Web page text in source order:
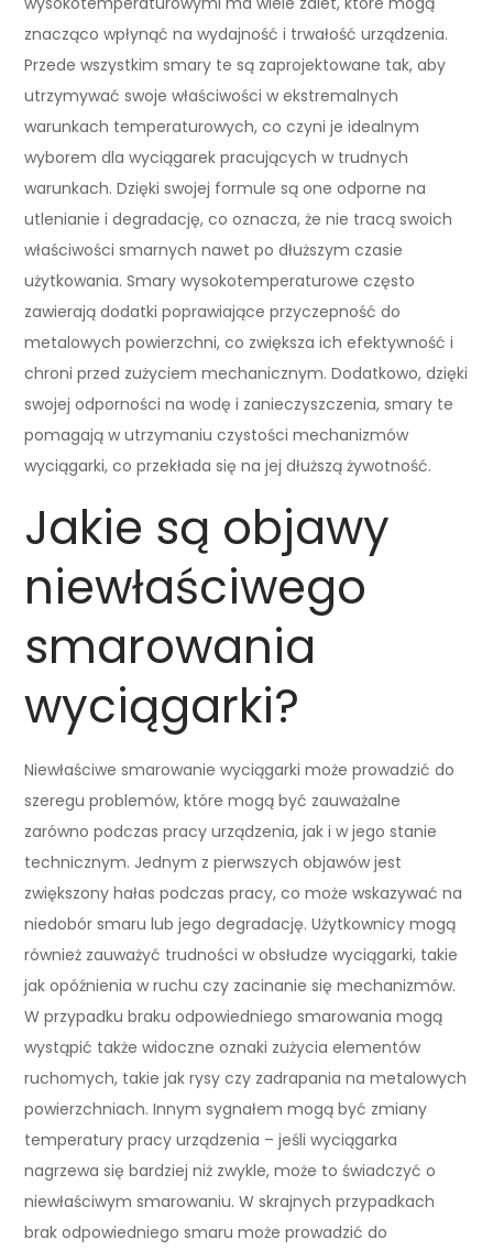
znacząco wpłynąć na wydajność i trwałość urządzenia.
Przede wszystkim smary te są zaprojektowane tak, aby
utrzymywać swoje właściwości w ekstremalnych
warunkach temperaturowych, co czyni je idealnym
wyborem dla wyciągarek pracujących w trudnych
warunkach. Dzięki swojej formule są one odporne na
utlenianie i degradację, co oznacza, że nie tracą swoich
właściwości smarnych nawet po dłuższym czasie
użytkowania. Smary wysokotemperaturowe często
zawierają dodatki poprawiające przyczepność do
metalowych powierzchni, co zwiększa ich efektywność i
chroni przed zużyciem mechanicznym. Dodatkowo, dzięki
swojej odporności na wodę i zanieczyszczenia, smary te
pomagają w utrzymaniu czystości mechanizmów
wyciągarki, co przekłada się na jej dłuższą żywotność.
Jakie są objawy
niewłaściwego
smarowania
wyciągarki?
Niewłaściwe smarowanie wyciągarki może prowadzić do
szeregu problemów, które mogą być zauważalne
zarówno podczas pracy urządzenia, jak i w jego stanie
technicznym. Jednym z pierwszych objawów jest
zwiększony hałas podczas pracy, co może wskazywać na
niedobór smaru lub jego degradację. Użytkownicy mogą
również zauważyć trudności w obsłudze wyciągarki, takie
jak opóźnienia w ruchu czy zacinanie się mechanizmów.
W przypadku braku odpowiedniego smarowania mogą
wystąpić także widoczne oznaki zużycia elementów
ruchomych, takie jak rysy czy zadrapania na metalowych
powierzchniach. Innym sygnałem mogą być zmiany
temperatury pracy urządzenia – jeśli wyciągarka
nagrzewa się bardziej niż zwykle, może to świadczyć o
niewłaściwym smarowaniu. W skrajnych przypadkach
brak odpowiedniego smaru może prowadzić do